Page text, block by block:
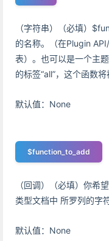
（字符串）（必填）
的名称。（在Plugin
表）。也可以是一个主
的标签“all”，这个函数
默认值：None
$function_to_add
（回调）（必填）你希
类型文档中 所罗列的字
默认值：None